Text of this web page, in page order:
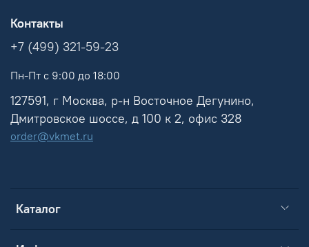
Каталог
Контакты
+7 (499) 321-59-23
Пн-Пт с 9:00 до 18:00
127591, г Москва, р-н Восточное Дегунино,
Дмитровское шоссе, д 100 к 2, офис 328
order@vkmet.ru